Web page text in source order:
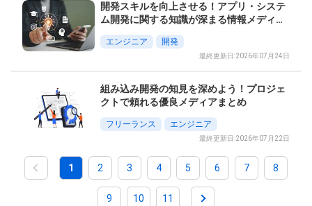
開発スキルを向上させる！アプリ・システ
ム開発に関する知識が深まる情報メディア
特集
エンジニア 開発
最終更新日:2026年07月24日
組み込み開発の知見を深めよう！プロジェ
クトで頼れる優良メディアまとめ
フリーランス エンジニア
最終更新日:2026年07月22日
1 2 3 4 5 6 7 8
9 10 11